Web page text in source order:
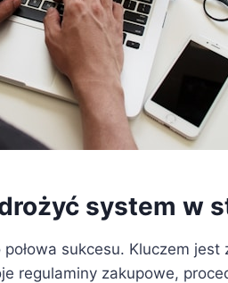
system w
sukcesu. Kluczem
regulaminy zakupowe,